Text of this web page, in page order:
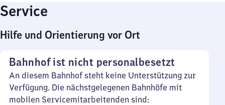
Service
Hilfe und Orientierung vor Ort
Bahnhof ist nicht personalbesetzt
An diesem Bahnhof steht keine Unterstützung zur
Verfügung. Die nächstgelegenen Bahnhöfe mit
mobilen Servicemitarbeitenden sind: